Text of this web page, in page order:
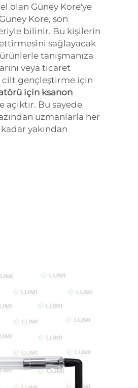
olan Güney Kore'ye
Kore, son
bilinir. Bu kişilerin
sağlayacak
tanışmanıza
veya ticaret
gençleştirme için
için ksanon
Bu sayede
uzmanlarla her
yakından